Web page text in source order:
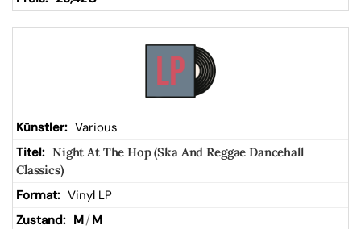
Various
Night At The Hop (Ska And Reggae Dancehall
Classics)
Vinyl LP
M/ M